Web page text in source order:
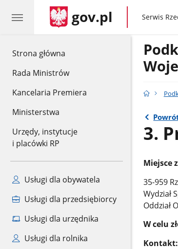
Strona główna
Rada Ministrów
Kancelaria Premiera
Ministerstwa
Urzędy, instytucje
i placówki RP
Usługi dla obywatela
Usługi dla przedsiębiorcy
Usługi dla urzędnika
Usługi dla rolnika
gov.pl gov.pl
Serwis
3.
Miejsce
35-959
Wydział
Oddział
W celu
Kontakt: